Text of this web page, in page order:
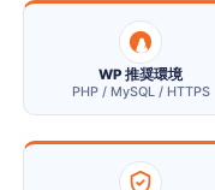
WP 推奨環境
PHP / MySQL / HTTPS